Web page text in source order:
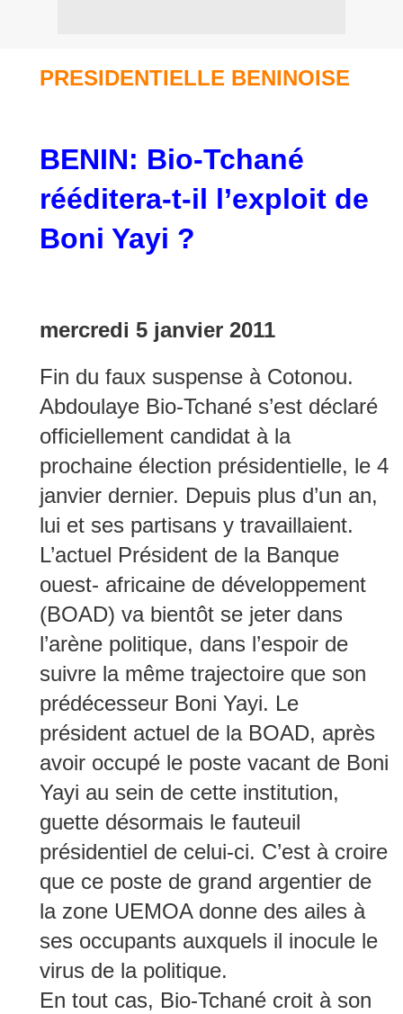
PRESIDENTIELLE BENINOISE
BENIN: Bio-Tchané
rééditera-t-il l’exploit de
Boni Yayi ?
mercredi 5 janvier 2011
Fin du faux suspense à Cotonou.
Abdoulaye Bio-Tchané s’est déclaré
officiellement candidat à la
prochaine élection présidentielle, le 4
janvier dernier. Depuis plus d’un an,
lui et ses partisans y travaillaient.
L’actuel Président de la Banque
ouest- africaine de développement
(BOAD) va bientôt se jeter dans
l’arène politique, dans l’espoir de
suivre la même trajectoire que son
prédécesseur Boni Yayi. Le
président actuel de la BOAD, après
avoir occupé le poste vacant de Boni
Yayi au sein de cette institution,
guette désormais le fauteuil
présidentiel de celui-ci. C’est à croire
que ce poste de grand argentier de
la zone UEMOA donne des ailes à
ses occupants auxquels il inocule le
virus de la politique.
En tout cas, Bio-Tchané croit à son